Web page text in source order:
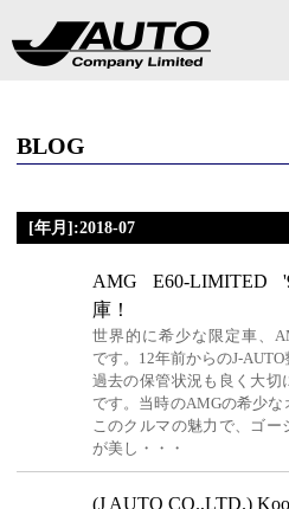
BLOG
[年月]:2018-07
AMG E60-LIMITED
庫！
世界的に希少な限定車、
です。12年前からのJ-AUTO
過去の保管状況も良く大切
です。当時のAMGの希少な
このクルマの魅力で、ゴー
が美し・・・
(J AUTO CO.,LTD.)